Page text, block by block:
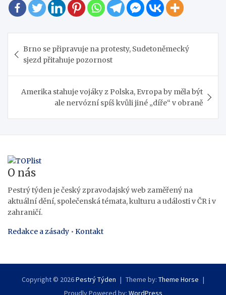
pro
příspěvek
Brno se připravuje na protesty, Sudetoněmecký
sjezd přitahuje pozornost
Amerika stahuje vojáky z Polska, Evropa by měla být
ale nervózní spíš kvůli jiné „díře“ v obraně
O nás
Pestrý týden je český zpravodajský web zaměřený na
aktuální dění, společenská témata, kulturu a události v ČR i v
zahraničí.
Redakce a zásady • Kontakt
Copyright © 2026Pestrý Týden Theme by: Theme Horse
Proudly Powered by: WordPress